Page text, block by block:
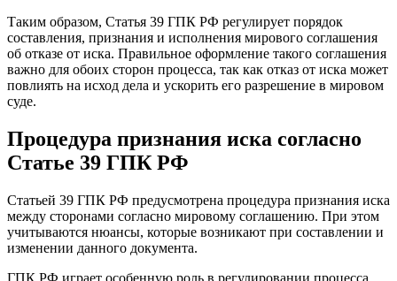
Таким образом, Статья 39 ГПК РФ регулирует порядок
составления, признания и исполнения мирового соглашения
об отказе от иска. Правильное оформление такого соглашения
важно для обоих сторон процесса, так как отказ от иска может
повлиять на исход дела и ускорить его разрешение в мировом
суде.
Процедура признания иска согласно
Статье 39 ГПК РФ
Статьей 39 ГПК РФ предусмотрена процедура признания иска
между сторонами согласно мировому соглашению. При этом
учитываются нюансы, которые возникают при составлении и
изменении данного документа.
ГПК РФ играет особенную роль в регулировании процесса